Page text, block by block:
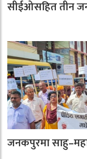
सीईओसहित तीन
जनकपुरमा